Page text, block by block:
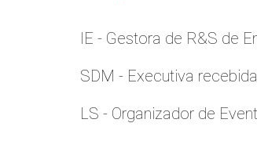
IE - Gestora de R&S de
SDM - Executiva
LS - Organizador de